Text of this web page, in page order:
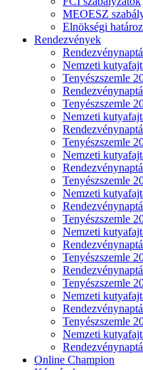
MEOESZ
Elnökségi
Rendezvények
Nemzeti
Tenyészszemle
Tenyészszemle
Nemzeti
Tenyészszemle
Nemzeti
Tenyészszemle
Nemzeti
Tenyészszemle
Nemzeti
Tenyészszemle
Tenyészszemle
Nemzeti
Tenyészszemle
Nemzeti
Online Champion